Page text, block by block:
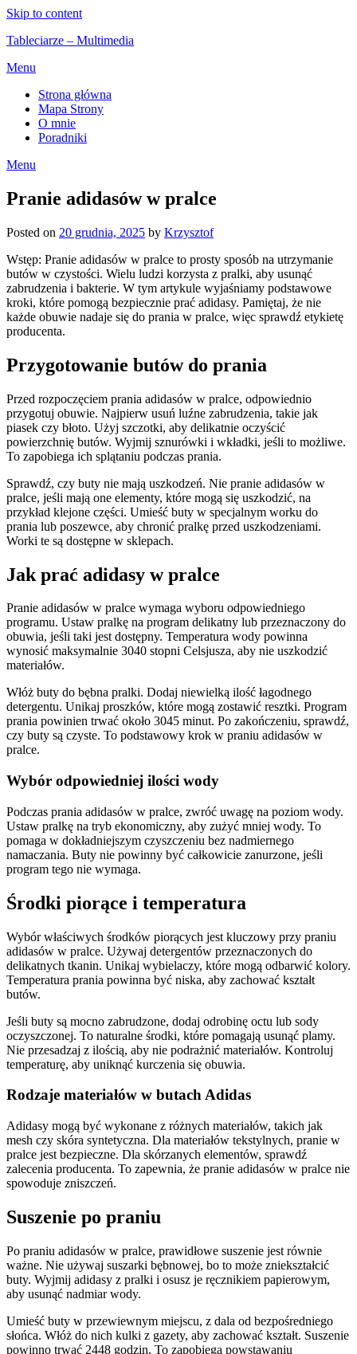
Skip to content
Tableciarze – Multimedia
Menu
Strona główna
Mapa Strony
O mnie
Poradniki
Menu
Pranie adidasów w pralce
Posted on 20 grudnia, 2025 by Krzysztof
Wstęp: Pranie adidasów w pralce to prosty sposób na utrzymanie
butów w czystości. Wielu ludzi korzysta z pralki, aby usunąć
zabrudzenia i bakterie. W tym artykule wyjaśniamy podstawowe
kroki, które pomogą bezpiecznie prać adidasy. Pamiętaj, że nie
każde obuwie nadaje się do prania w pralce, więc sprawdź etykietę
producenta.
Przygotowanie butów do prania
Przed rozpoczęciem prania adidasów w pralce, odpowiednio
przygotuj obuwie. Najpierw usuń luźne zabrudzenia, takie jak
piasek czy błoto. Użyj szczotki, aby delikatnie oczyścić
powierzchnię butów. Wyjmij sznurówki i wkładki, jeśli to możliwe.
To zapobiega ich splątaniu podczas prania.
Sprawdź, czy buty nie mają uszkodzeń. Nie pranie adidasów w
pralce, jeśli mają one elementy, które mogą się uszkodzić, na
przykład klejone części. Umieść buty w specjalnym worku do
prania lub poszewce, aby chronić pralkę przed uszkodzeniami.
Worki te są dostępne w sklepach.
Jak prać adidasy w pralce
Pranie adidasów w pralce wymaga wyboru odpowiedniego
programu. Ustaw pralkę na program delikatny lub przeznaczony do
obuwia, jeśli taki jest dostępny. Temperatura wody powinna
wynosić maksymalnie 3040 stopni Celsjusza, aby nie uszkodzić
materiałów.
Włóż buty do bębna pralki. Dodaj niewielką ilość łagodnego
detergentu. Unikaj proszków, które mogą zostawić resztki. Program
prania powinien trwać około 3045 minut. Po zakończeniu, sprawdź,
czy buty są czyste. To podstawowy krok w praniu adidasów w
pralce.
Wybór odpowiedniej ilości wody
Podczas prania adidasów w pralce, zwróć uwagę na poziom wody.
Ustaw pralkę na tryb ekonomiczny, aby zużyć mniej wody. To
pomaga w dokładniejszym czyszczeniu bez nadmiernego
namaczania. Buty nie powinny być całkowicie zanurzone, jeśli
program tego nie wymaga.
Środki piorące i temperatura
Wybór właściwych środków piorących jest kluczowy przy praniu
adidasów w pralce. Używaj detergentów przeznaczonych do
delikatnych tkanin. Unikaj wybielaczy, które mogą odbarwić kolory.
Temperatura prania powinna być niska, aby zachować kształt
butów.
Jeśli buty są mocno zabrudzone, dodaj odrobinę octu lub sody
oczyszczonej. To naturalne środki, które pomagają usunąć plamy.
Nie przesadzaj z ilością, aby nie podrażnić materiałów. Kontroluj
temperaturę, aby uniknąć kurczenia się obuwia.
Rodzaje materiałów w butach Adidas
Adidasy mogą być wykonane z różnych materiałów, takich jak
mesh czy skóra syntetyczna. Dla materiałów tekstylnych, pranie w
pralce jest bezpieczne. Dla skórzanych elementów, sprawdź
zalecenia producenta. To zapewnia, że pranie adidasów w pralce nie
spowoduje zniszczeń.
Suszenie po praniu
Po praniu adidasów w pralce, prawidłowe suszenie jest równie
ważne. Nie używaj suszarki bębnowej, bo to może zniekształcić
buty. Wyjmij adidasy z pralki i osusz je ręcznikiem papierowym,
aby usunąć nadmiar wody.
Umieść buty w przewiewnym miejscu, z dala od bezpośredniego
słońca. Włóż do nich kulki z gazety, aby zachować kształt. Suszenie
powinno trwać 2448 godzin. To zapobiega powstawaniu